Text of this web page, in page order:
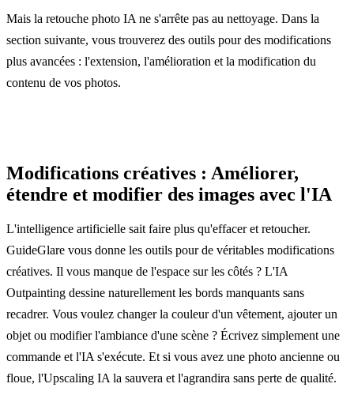
Mais la retouche photo IA ne s'arrête pas au nettoyage. Dans la
section suivante, vous trouverez des outils pour des modifications
plus avancées : l'extension, l'amélioration et la modification du
contenu de vos photos.
Modifications créatives : Améliorer,
étendre et modifier des images avec l'IA
L'intelligence artificielle sait faire plus qu'effacer et retoucher.
GuideGlare vous donne les outils pour de véritables modifications
créatives. Il vous manque de l'espace sur les côtés ? L'IA
Outpainting dessine naturellement les bords manquants sans
recadrer. Vous voulez changer la couleur d'un vêtement, ajouter un
objet ou modifier l'ambiance d'une scène ? Écrivez simplement une
commande et l'IA s'exécute. Et si vous avez une photo ancienne ou
floue, l'Upscaling IA la sauvera et l'agrandira sans perte de qualité.